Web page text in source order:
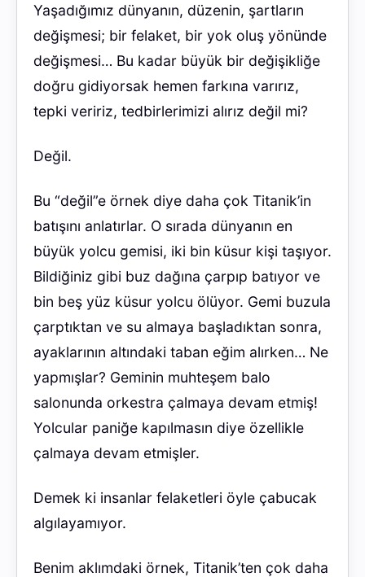
Yaşadığımız dünyanın, düzenin, şartların
değişmesi; bir felaket, bir yok oluş yönünde
değişmesi… Bu kadar büyük bir değişikliğe
doğru gidiyorsak hemen farkına varırız,
tepki veririz, tedbirlerimizi alırız değil mi?
Değil.
Bu “değil”e örnek diye daha çok Titanik’in
batışını anlatırlar. O sırada dünyanın en
büyük yolcu gemisi, iki bin küsur kişi taşıyor.
Bildiğiniz gibi buz dağına çarpıp batıyor ve
bin beş yüz küsur yolcu ölüyor. Gemi buzula
çarptıktan ve su almaya başladıktan sonra,
ayaklarının altındaki taban eğim alırken… Ne
yapmışlar? Geminin muhteşem balo
salonunda orkestra çalmaya devam etmiş!
Yolcular paniğe kapılmasın diye özellikle
çalmaya devam etmişler.
Demek ki insanlar felaketleri öyle çabucak
algılayamıyor.
Benim aklımdaki örnek, Titanik’ten çok daha